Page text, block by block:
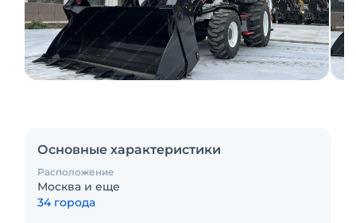
Основные характеристики
Расположение
Москва и еще
34 города